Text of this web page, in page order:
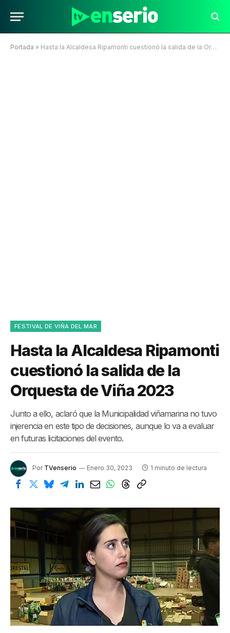
Portada » Hasta la Alcaldesa Ripamonti cuestionó la salida de la Orquesta de Viña 2023
FESTIVAL DE VIÑA DEL MAR
Hasta la Alcaldesa Ripamonti
cuestionó la salida de la
Orquesta de Viña 2023
Junto a ello, aclaró que la Municipalidad viñamarina no tuvo
injerencia en este tipo de decisiones, aunque lo va a evaluar
en futuras licitaciones del evento.
Por TVenserio Enero 30, 2023 1 minuto de lectura